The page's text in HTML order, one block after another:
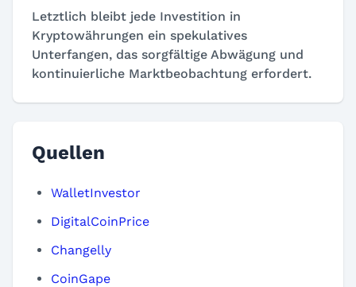
Letztlich bleibt jede Investition in
Kryptowährungen ein spekulatives
Unterfangen, das sorgfältige Abwägung und
kontinuierliche Marktbeobachtung erfordert.
Quellen
WalletInvestor
DigitalCoinPrice
Changelly
CoinGape